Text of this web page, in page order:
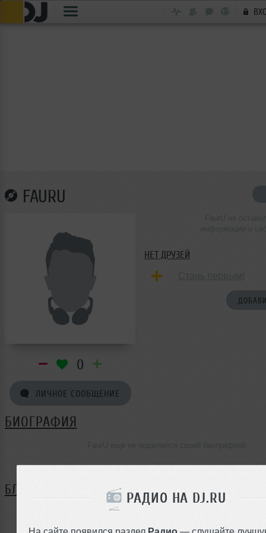
РАДИО НА DJ.RU
На сайте появился раздел Радио — слушайте
FAURU
0
ЛИЧНОЕ СООБЩЕНИЕ
НЕТ ДРУЗЕЙ
БИОГРАФИЯ
БЛОГ